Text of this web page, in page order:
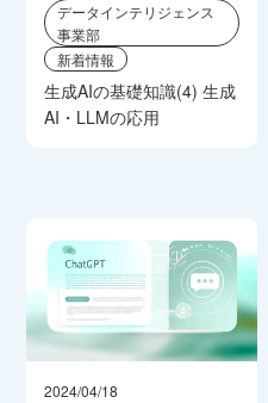
データインテリジェンス
事業部
新着情報
生成AIの基礎知識(4) 生成
AI・LLMの応用
2024/04/18